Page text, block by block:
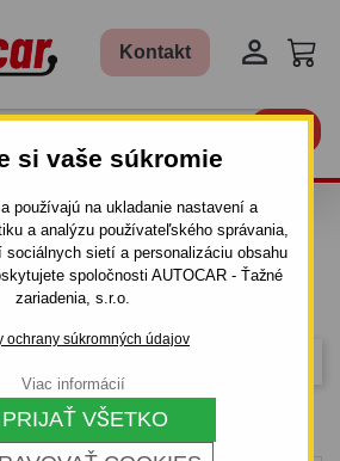
si vaše súkromie
používajú na ukladanie nastavení a
a analýzu používateľského správania,
sietí a personalizáciu obsahu
spoločnosti AUTOCAR - Ťažné
zariadenia, s.r.o.
ochrany súkromných údajov
PRIJAŤ VŠETKO
Viac informácií
Kontakt 
položiek